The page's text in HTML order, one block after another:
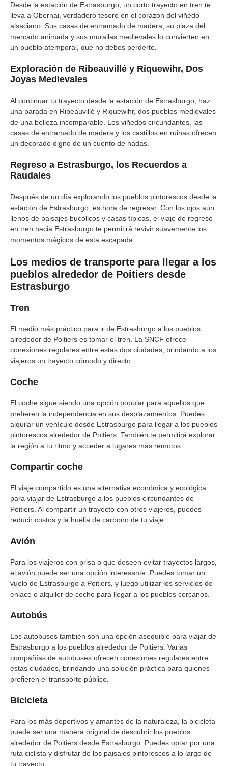
Desde la estación de Estrasburgo, un corto trayecto en tren te
lleva a Obernai, verdadero tesoro en el corazón del viñedo
alsaciano. Sus casas de entramado de madera, su plaza del
mercado animada y sus murallas medievales lo convierten en
un pueblo atemporal, que no debes perderte.
Exploración de Ribeauvillé y Riquewihr, Dos
Joyas Medievales
Al continuar tu trayecto desde la estación de Estrasburgo, haz
una parada en Ribeauvillé y Riquewihr, dos pueblos medievales
de una belleza incomparable. Los viñedos circundantes, las
casas de entramado de madera y los castillos en ruinas ofrecen
un decorado digno de un cuento de hadas.
Regreso a Estrasburgo, los Recuerdos a
Raudales
Después de un día explorando los pueblos pintorescos desde la
estación de Estrasburgo, es hora de regresar. Con los ojos aún
llenos de paisajes bucólicos y casas típicas, el viaje de regreso
en tren hacia Estrasburgo te permitirá revivir suavemente los
momentos mágicos de esta escapada.
Los medios de transporte para llegar a los
pueblos alrededor de Poitiers desde
Estrasburgo
Tren
El medio más práctico para ir de Estrasburgo a los pueblos
alrededor de Poitiers es tomar el tren. La SNCF ofrece
conexiones regulares entre estas dos ciudades, brindando a los
viajeros un trayecto cómodo y directo.
Coche
El coche sigue siendo una opción popular para aquellos que
prefieren la independencia en sus desplazamientos. Puedes
alquilar un vehículo desde Estrasburgo para llegar a los pueblos
pintorescos alrededor de Poitiers. También te permitirá explorar
la región a tu ritmo y acceder a lugares más remotos.
Compartir coche
El viaje compartido es una alternativa económica y ecológica
para viajar de Estrasburgo a los pueblos circundantes de
Poitiers. Al compartir un trayecto con otros viajeros, puedes
reducir costos y la huella de carbono de tu viaje.
Avión
Para los viajeros con prisa o que deseen evitar trayectos largos,
el avión puede ser una opción interesante. Puedes tomar un
vuelo de Estrasburgo a Poitiers, y luego utilizar los servicios de
enlace o alquiler de coche para llegar a los pueblos cercanos.
Autobús
Los autobuses también son una opción asequible para viajar de
Estrasburgo a los pueblos alrededor de Poitiers. Varias
compañías de autobuses ofrecen conexiones regulares entre
estas ciudades, brindando una solución práctica para quienes
prefieren el transporte público.
Bicicleta
Para los más deportivos y amantes de la naturaleza, la bicicleta
puede ser una manera original de descubrir los pueblos
alrededor de Poitiers desde Estrasburgo. Puedes optar por una
ruta ciclista y disfrutar de los paisajes pintorescos a lo largo de
tu trayecto.